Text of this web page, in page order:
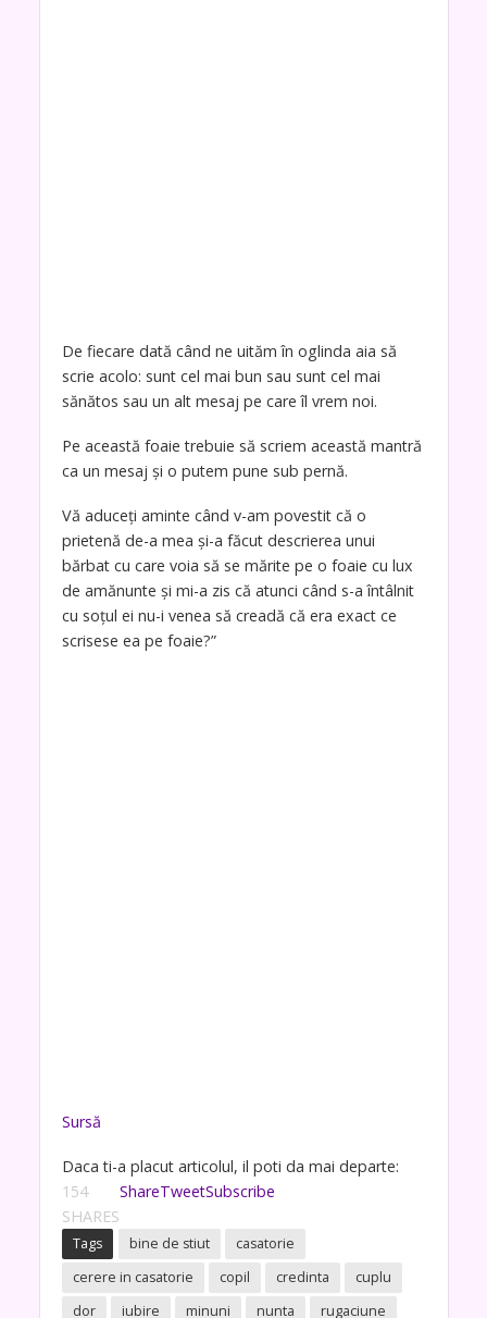
De fiecare dată când ne uităm în oglinda aia să
scrie acolo: sunt cel mai bun sau sunt cel mai
sănătos sau un alt mesaj pe care îl vrem noi.
Pe această foaie trebuie să scriem această mantră
ca un mesaj și o putem pune sub pernă.
Vă aduceți aminte când v-am povestit că o
prietenă de-a mea și-a făcut descrierea unui
bărbat cu care voia să se mărite pe o foaie cu lux
de amănunte și mi-a zis că atunci când s-a întâlnit
cu soțul ei nu-i venea să creadă că era exact ce
scrisese ea pe foaie?”
Sursă
Daca ti-a placut articolul, il poti da mai departe:
154
SHARES
ShareTweetSubscribe
Tags bine de stiut
casatorie
cerere in casatorie
copil credinta
cuplu
dor
iubire minuni nunta
rugaciune